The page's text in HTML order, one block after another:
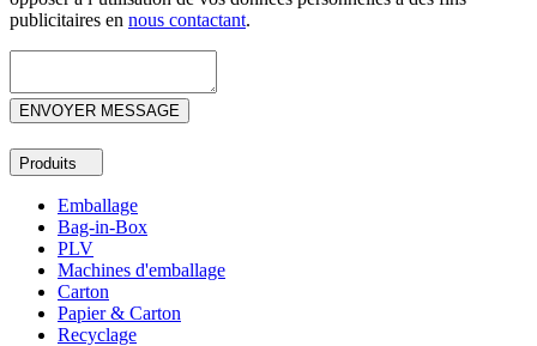
publicitaires en nous contactant.
Produits
Emballage
Bag-in-Box
PLV
Machines d'emballage
Carton
Papier & Carton
Recyclage